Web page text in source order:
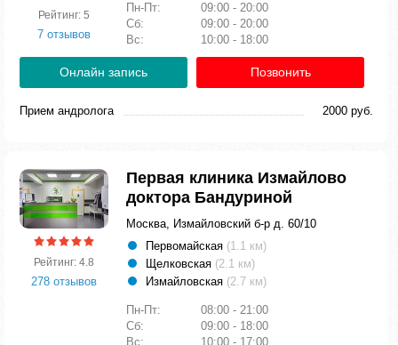
Рейтинг: 5
7 отзывов
Пн-Пт:
09:00 - 20:00
Сб:
09:00 - 20:00
Вс:
10:00 - 18:00
Онлайн запись Позвонить
Прием андролога 2000 руб.
Рейтинг: 4.8
278 отзывов
Первая клиника Измайлово
доктора Бандуриной
Москва, Измайловский б-р д. 60/10
Первомайская (1.1 км)
Щелковская (2.1 км)
Измайловская (2.7 км)
Пн-Пт:
08:00 - 21:00
Сб:
09:00 - 18:00
Вс:
10:00 - 17:00